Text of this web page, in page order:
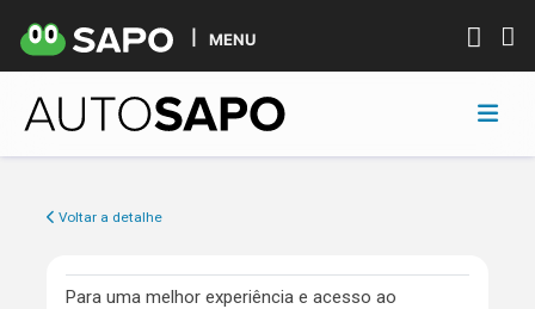
MENU
Voltar a detalhe
Para uma melhor experiência e acesso ao